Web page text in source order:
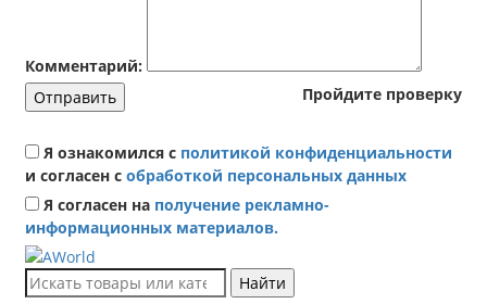
Комментарий:
Пройдите проверку
Отправить
Я ознакомился с политикой конфиденциальности
и согласен с обработкой персональных данных
Я согласен на получение рекламно-
информационных материалов.
Найти